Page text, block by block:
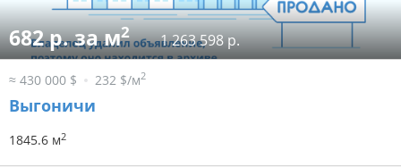
682 р. за м2 1 263 598 р.
≈ 430 000 $ 232 $/м2
Выгоничи
1845.6 м2